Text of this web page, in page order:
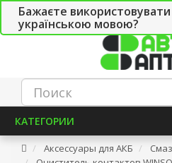
Бажаєте
українською мовою?
СТО
КАТЕГОРИИ
Аксессуары для АКБ